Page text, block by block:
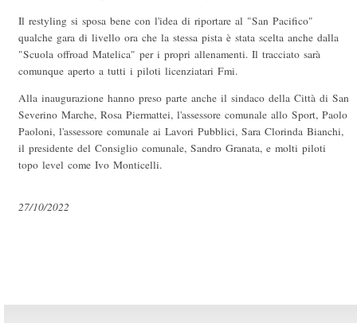
Il restyling si sposa bene con l'idea di riportare al "San Pacifico"
qualche gara di livello ora che la stessa pista è stata scelta anche dalla
"Scuola offroad Matelica" per i propri allenamenti. Il tracciato sarà
comunque aperto a tutti i piloti licenziatari Fmi.
Alla inaugurazione hanno preso parte anche il sindaco della Città di San
Severino Marche, Rosa Piermattei, l'assessore comunale allo Sport, Paolo
Paoloni, l'assessore comunale ai Lavori Pubblici, Sara Clorinda Bianchi,
il presidente del Consiglio comunale, Sandro Granata, e molti piloti
topo level come Ivo Monticelli.
27/10/2022